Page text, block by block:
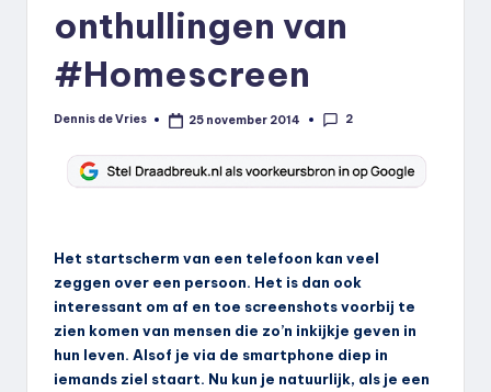
onthullingen van
#Homescreen
Geplaatst
Dennis de Vries 25 november 2014 2
Het startscherm van een telefoon kan veel
zeggen over een persoon. Het is dan ook
interessant om af en toe screenshots voorbij te
zien komen van mensen die zo’n inkijkje geven in
hun leven. Alsof je via de smartphone diep in
iemands ziel staart. Nu kun je natuurlijk, als je een